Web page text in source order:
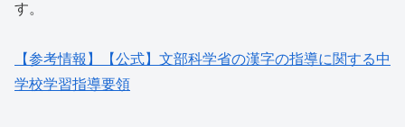
す。
【参考情報】【公式】文部科学省の漢字の指導に関する中
学校学習指導要領